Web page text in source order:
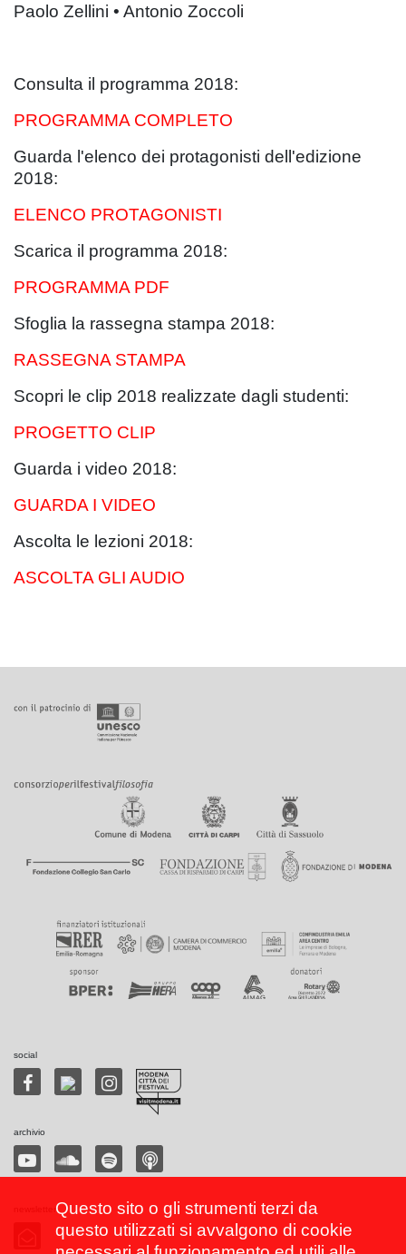
Paolo Zellini • Antonio Zoccoli
Consulta il programma 2018:
PROGRAMMA COMPLETO
Guarda l'elenco dei protagonisti dell'edizione
2018:
ELENCO PROTAGONISTI
Scarica il programma 2018:
PROGRAMMA PDF
Sfoglia la rassegna stampa 2018:
RASSEGNA STAMPA
Scopri le clip 2018 realizzate dagli studenti:
PROGETTO CLIP
Guarda i video 2018:
GUARDA I VIDEO
Ascolta le lezioni 2018:
ASCOLTA GLI AUDIO
social
archivio
Questo sito o gli strumenti terzi da
questo utilizzati si avvalgono di cookie